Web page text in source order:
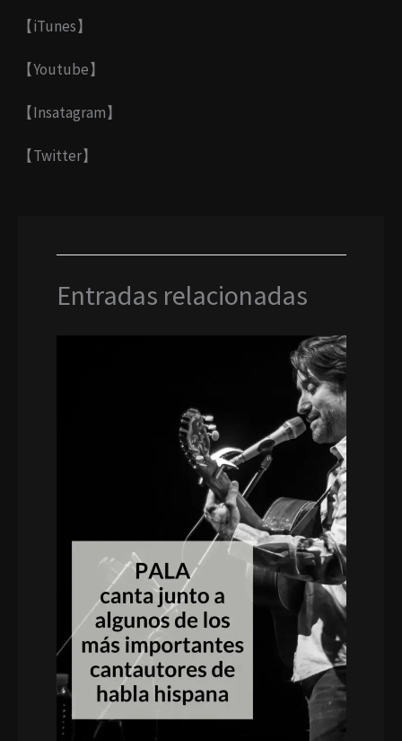
【iTunes】
【Youtube】​
【Insatagram】
【Twitter】
Entradas relacionadas